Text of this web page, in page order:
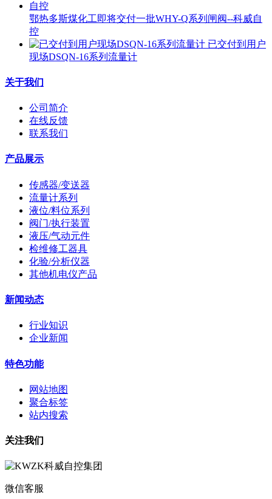
鄂热多斯煤化工即将交付一批WHY-Q系列闸阀--科威自
控
已交付到用户
现场DSQN-16系列流量计
关于我们
公司简介
在线反馈
联系我们
产品展示
传感器/变送器
流量计系列
液位/料位系列
阀门/执行装置
液压/气动元件
检维修工器具
化验/分析仪器
其他机电仪产品
新闻动态
行业知识
企业新闻
特色功能
网站地图
聚合标签
站内搜索
关注我们
微信客服